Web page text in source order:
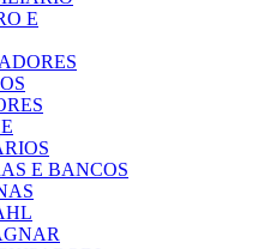
E
E BANCOS